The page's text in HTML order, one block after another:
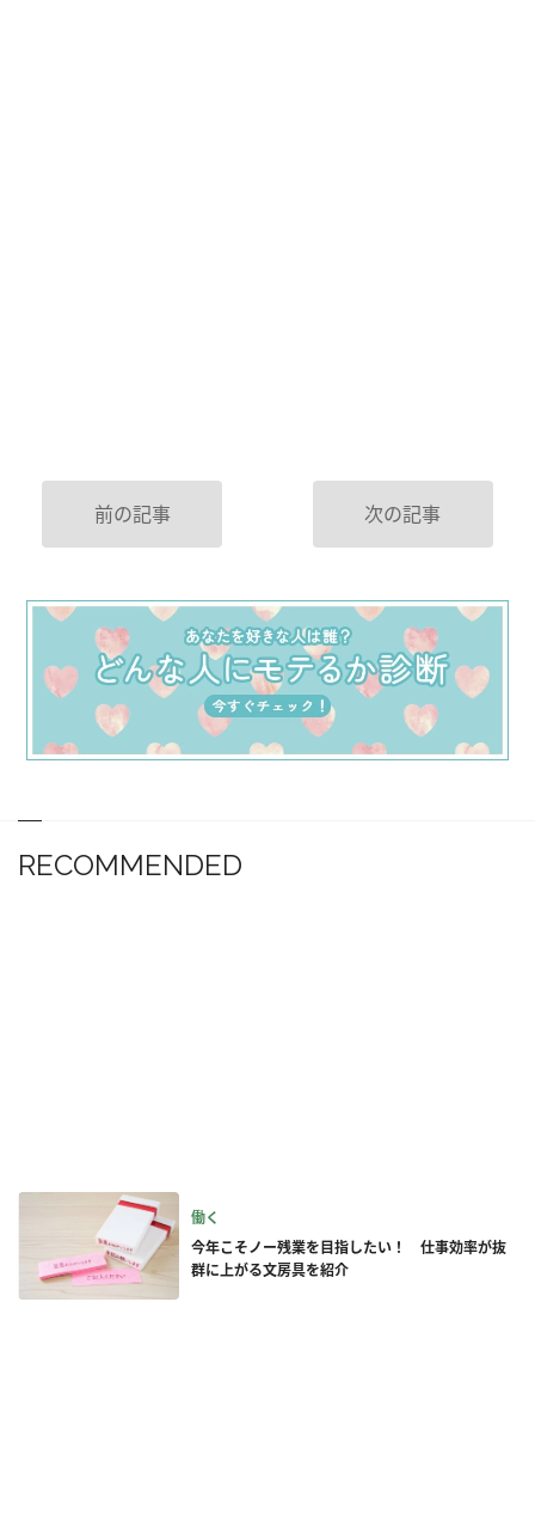
前の記事 次の記事
RECOMMENDED
働く
今年こそノー残業を目指したい！ 仕事効率が抜
群に上がる文房具を紹介